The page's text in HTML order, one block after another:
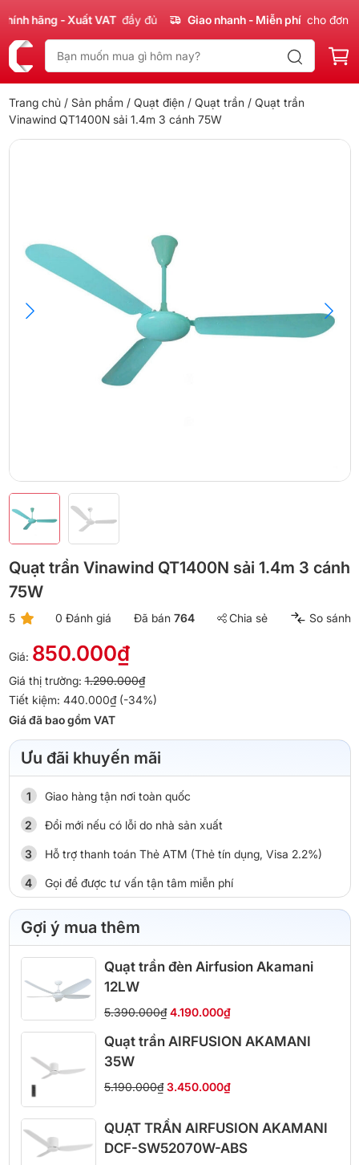
hãng - Xuất VAT đầy đủ Giao nhanh - Miễn phí cho đơn
Trang chủ / Sản phẩm / Quạt điện / Quạt trần / Quạt trần
Vinawind QT1400N sải 1.4m 3 cánh 75W
Quạt trần Vinawind QT1400N sải 1.4m 3 cánh
75W
5 0 Đánh giá Đã bán 764 Chia sẻ So sánh
Giá: 850.000₫
Giá thị trường:1.290.000₫
Tiết kiệm: 440.000₫ (-34%)
Giá đã bao gồm VAT
Ưu đãi khuyến mãi
Giao hàng tận nơi toàn quốc
Đổi mới nếu có lỗi do nhà sản xuất
Hỗ trợ thanh toán Thẻ ATM (Thẻ tín dụng, Visa 2.2%)
Gọi để được tư vấn tận tâm miễn phí
Gợi ý mua thêm
Quạt trần đèn Airfusion Akamani
12LW
5.390.000₫ 4.190.000₫
Quạt trần AIRFUSION AKAMANI
35W
5.190.000₫ 3.450.000₫
QUẠT TRẦN AIRFUSION AKAMANI
DCF-SW52070W-ABS